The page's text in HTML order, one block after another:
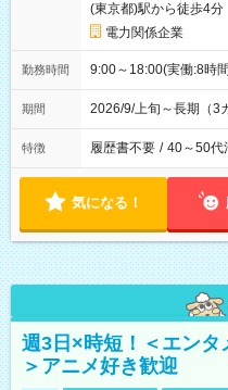
(東京都)駅から徒歩4分
電力関係企業
勤務時間 9:00～18:00(実働:8時
期間 2026/9/上旬～長期（
特徴 履歴書不要 / 40～50代
気になる！
週3日×時短！＜エン
＞アニメ好き歓迎